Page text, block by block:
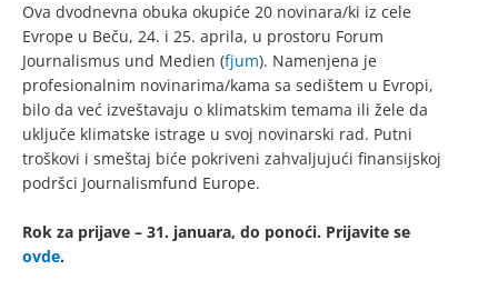
Ova dvodnevna obuka okupiće 20 novinara/ki iz cele
Evrope u Beču, 24. i 25. aprila, u prostoru Forum
Journalismus und Medien (fjum). Namenjena je
profesionalnim novinarima/kama sa sedištem u Evropi,
bilo da već izveštavaju o klimatskim temama ili žele da
uključe klimatske istrage u svoj novinarski rad. Putni
troškovi i smeštaj biće pokriveni zahvaljujući finansijskoj
podršci Journalismfund Europe.
Rok za prijave – 31. januara, do ponoći. Prijavite se
ovde.